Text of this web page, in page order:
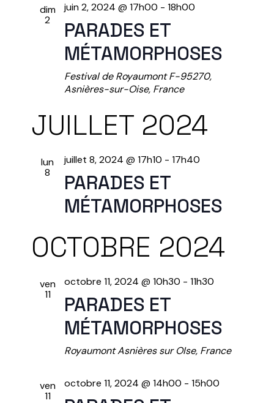
A
T
I
O
D
E
V
U
E
S
É
dim
2
juin 2, 2024 @ 17h00 - 18h00
PARADES ET
MÉTAMORPHOSES
Festival de RoyaumontF-95270,
Asnières-sur-Oise, France
JUILLET 2024
lun
8
juillet 8, 2024 @ 17h10 - 17h40
PARADES ET
MÉTAMORPHOSES
OCTOBRE 2024
ven
11
octobre 11, 2024 @ 10h30 - 11h30
PARADES ET
MÉTAMORPHOSES
RoyaumontAsnières sur OIse, France
ven
11
octobre 11, 2024 @ 14h00 - 15h00